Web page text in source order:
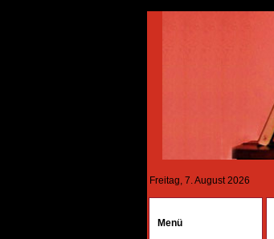
Freitag, 7. August 2026
Menü